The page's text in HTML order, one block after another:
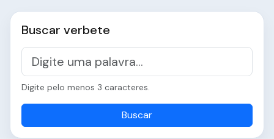
Buscar verbete
Digite pelo menos 3 caracteres.
Buscar